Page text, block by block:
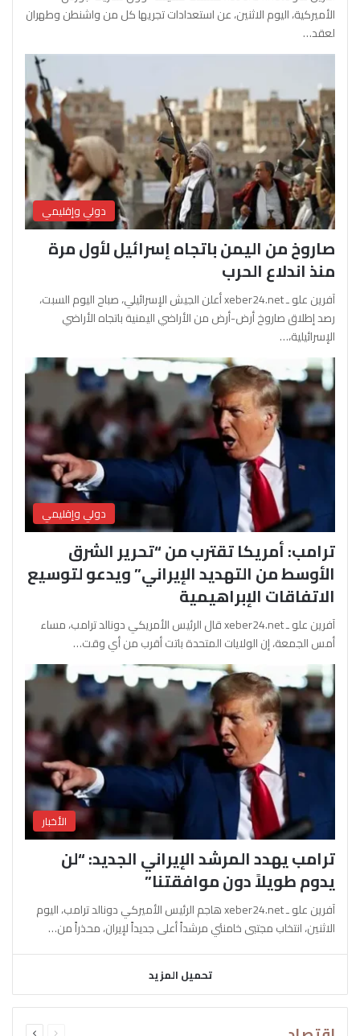
الأميركية، اليوم الاثنين، عن استعدادات تجريها كل من واشنطن وطهران
لعقد…
دولي وإقليمي
صاروخ من اليمن باتجاه إسرائيل لأول مرة
منذ اندلاع الحرب
آفرين علو ـ xeber24.net أعلن الجيش الإسرائيلي، صباح اليوم السبت،
رصد إطلاق صاروخ أرض-أرض من الأراضي اليمنية باتجاه الأراضي
الإسرائيلية،…
دولي وإقليمي
ترامب: أمريكا تقترب من “تحرير الشرق
الأوسط من التهديد الإيراني” ويدعو لتوسيع
الاتفاقات الإبراهيمية
آفرين علو ـ xeber24.net قال الرئيس الأمريكي دونالد ترامب، مساء
أمس الجمعة، إن الولايات المتحدة باتت أقرب من أي وقت…
الأخبار
ترامب يهدد المرشد الإيراني الجديد: “لن
يدوم طويلاً دون موافقتنا”
آفرين علو ـ xeber24.net هاجم الرئيس الأميركي دونالد ترامب، اليوم
الاثنين، انتخاب مجتبى خامنئي مرشداً أعلى جديداً لإيران، محذراً من…
تحميل المزيد